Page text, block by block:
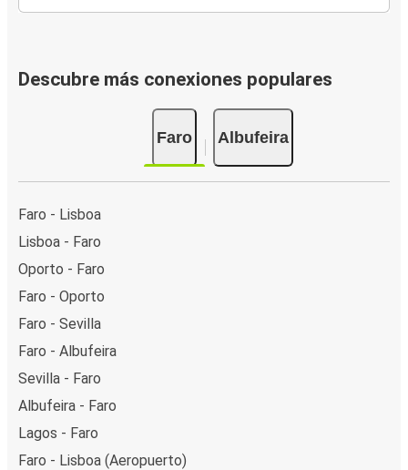
Descubre más conexiones populares
Faro Albufeira
Faro - Lisboa
Lisboa - Faro
Oporto - Faro
Faro - Oporto
Faro - Sevilla
Faro - Albufeira
Sevilla - Faro
Albufeira - Faro
Lagos - Faro
Faro - Lisboa (Aeropuerto)